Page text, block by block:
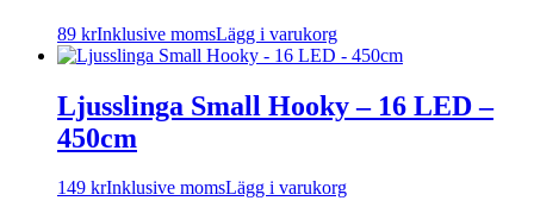
89 krInklusive momsLägg i varukorg
Ljusslinga Small Hooky – 16 LED –
450cm
149 krInklusive momsLägg i varukorg